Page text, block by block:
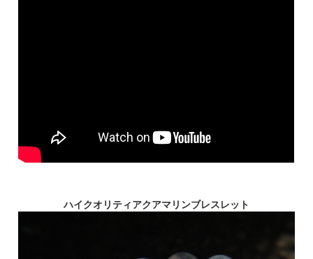
ハイクオリティアクアマリンブレスレット